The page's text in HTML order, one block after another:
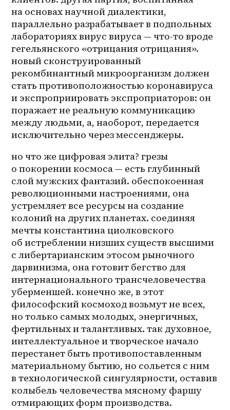
на основах научной диалектики,
параллельно разрабатывает в подпольных
лабораториях вирус вируса — что-то вроде
гегельянского «отрицания отрицания».
новый сконструированный
рекомбинантный микроорганизм должен
стать противоположностью коронавируса
и экспроприировать экспроприаторов: он
поражает не реальную коммуникацию
между людьми, а, наоборот, передается
исключительно через мессенджеры.
но что же цифровая элита? грезы
о покорении космоса — есть глубинный
слой мужских фантазий. обеспокоенная
революционными настроениями, она
устремляет все ресурсы на создание
колоний на других планетах. соединяя
мечты константина циолковского
об истреблении низших существ высшими
с либертарианским этосом рыночного
дарвинизма, она готовит бегство для
интернационального трансчеловечества
уберменшей. конечно же, в этот
философский космоход возьмут не всех,
но только самых молодых, энергичных,
фертильных и талантливых. так духовное,
интеллектуальное и творческое начало
перестанет быть противопоставленным
материальному бытию, но сольется с ним
в технологической сингулярности, оставив
колыбель человечества мясному фаршу
отмирающих форм производства.